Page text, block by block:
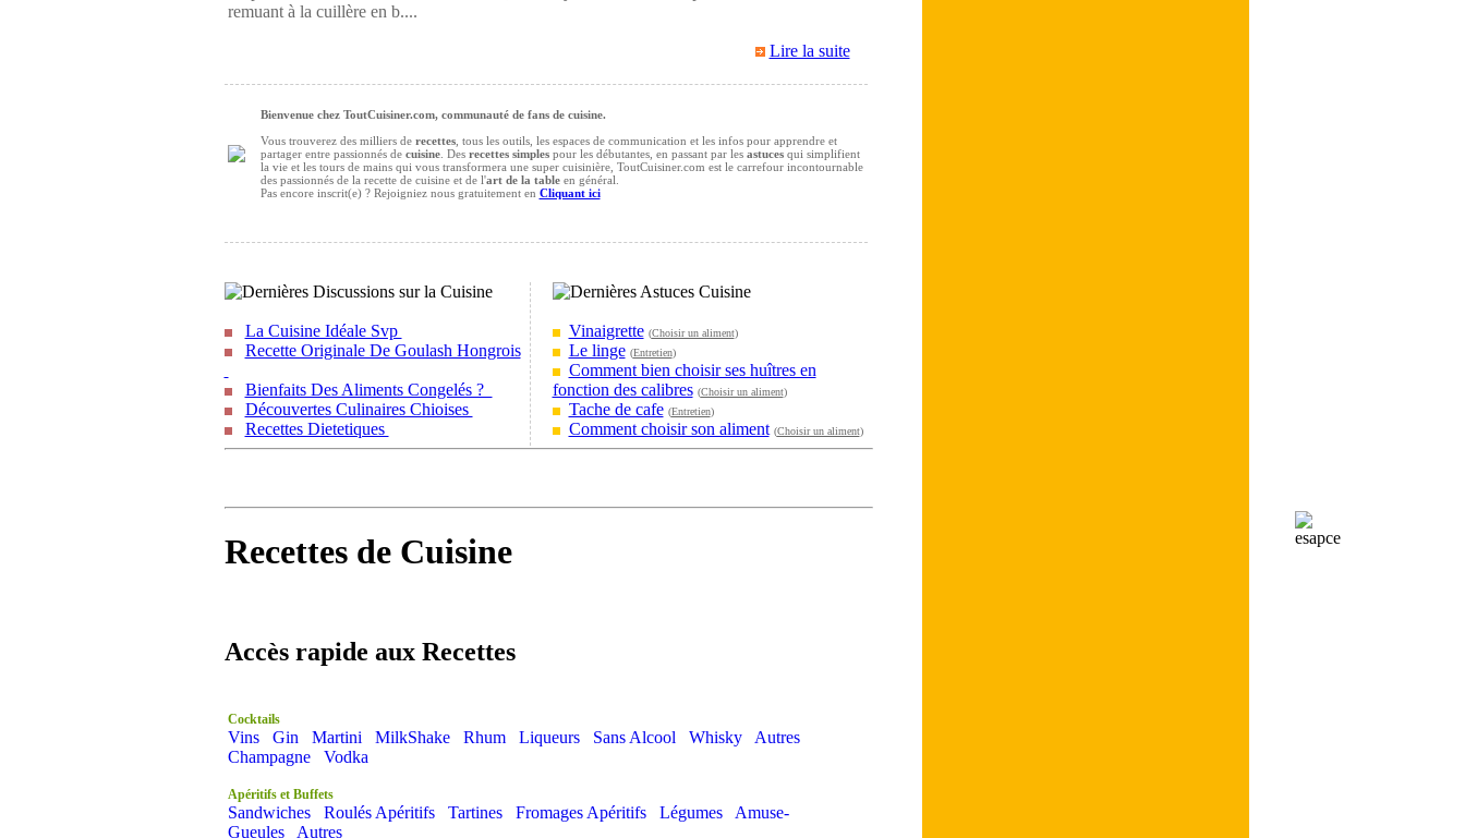
remuant à la cuillère en b....
Lire la suite
Bienvenue chez ToutCuisiner.com, communauté de fans de cuisine.
Vous trouverez des milliers de recettes, tous les outils, les espaces de communication et les infos pour apprendre et
partager entre passionnés de cuisine. Des recettes simplespour les débutantes, en passant par les astucesqui simplifient
la vie et les tours de mains qui vous transformera une super cuisinière, ToutCuisiner.com est le carrefour incontournable
des passionnés de la recette de cuisine et de l'art de la tableen général.
Pas encore inscrit(e) ? Rejoigniez nous gratuitement en Cliquant ici
La Cuisine Idéale Svp
Recette Originale De Goulash Hongrois
Bienfaits Des Aliments Congelés ?
Découvertes Culinaires Chioises
Recettes Dietetiques
Vinaigrette (Choisir un aliment)
Le linge (Entretien)
Comment bien choisir ses huîtres en
fonction des calibres (Choisir un aliment)
Tache de cafe (Entretien)
Comment choisir son aliment (Choisir un aliment)
Recettes de Cuisine
Accès rapide aux Recettes
Cocktails
Vins Gin Martini MilkShake Rhum Liqueurs Sans Alcool Whisky
Autres
Champagne
Vodka
Apéritifs et Buffets
Sandwiches Roulés Apéritifs Tartines Fromages Apéritifs Légumes
Amuse-
Gueules
Autres